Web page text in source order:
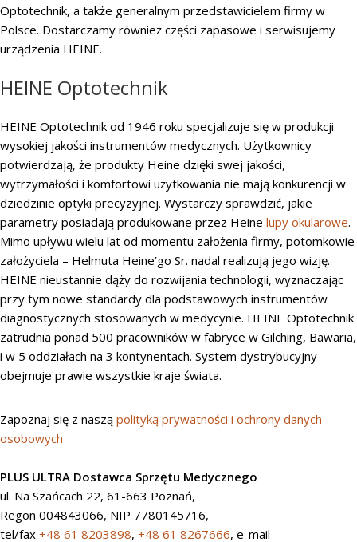
Optotechnik, a także generalnym przedstawicielem firmy w
Polsce. Dostarczamy również części zapasowe i serwisujemy
urządzenia HEINE.
HEINE Optotechnik
HEINE Optotechnik od 1946 roku specjalizuje się w produkcji
wysokiej jakości instrumentów medycznych. Użytkownicy
potwierdzają, że produkty Heine dzięki swej jakości,
wytrzymałości i komfortowi użytkowania nie mają konkurencji w
dziedzinie optyki precyzyjnej. Wystarczy sprawdzić, jakie
parametry posiadają produkowane przez Heine lupy okularowe.
Mimo upływu wielu lat od momentu założenia firmy, potomkowie
założyciela – Helmuta Heine’go Sr. nadal realizują jego wizję.
HEINE nieustannie dąży do rozwijania technologii, wyznaczając
przy tym nowe standardy dla podstawowych instrumentów
diagnostycznych stosowanych w medycynie. HEINE Optotechnik
zatrudnia ponad 500 pracowników w fabryce w Gilching, Bawaria,
i w 5 oddziałach na 3 kontynentach. System dystrybucyjny
obejmuje prawie wszystkie kraje świata.
Zapoznaj się z naszą polityką prywatności i ochrony danych
osobowych
PLUS ULTRA Dostawca Sprzętu Medycznego
ul. Na Szańcach 22, 61-663 Poznań,
Regon 004843066, NIP 7780145716,
tel/fax +48 61 8203898, +48 61 8267666, e-mail